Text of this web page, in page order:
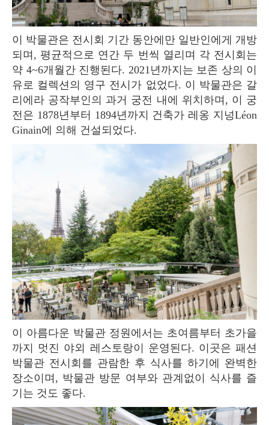
이 박물관은 전시회 기간 동안에만 일반인에게 개방
되며, 평균적으로 연간 두 번씩 열리며 각 전시회는
약 4~6개월간 진행된다. 2021년까지는 보존 상의 이
유로 컬렉션의 영구 전시가 없었다. 이 박물관은 갈
리에라 공작부인의 과거 궁전 내에 위치하며, 이 궁
전은 1878년부터 1894년까지 건축가 레옹 지넝Léon
Ginain에 의해 건설되었다.
이 아름다운 박물관 정원에서는 초여름부터 초가을
까지 멋진 야외 레스토랑이 운영된다. 이곳은 패션
박물관 전시회를 관람한 후 식사를 하기에 완벽한
장소이며, 박물관 방문 여부와 관계없이 식사를 즐
기는 것도 좋다.